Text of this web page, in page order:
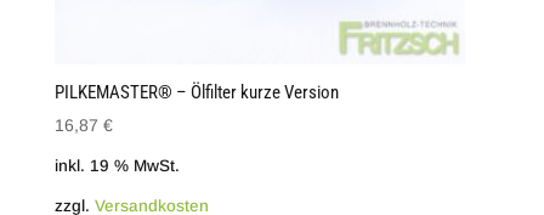
PILKEMASTER® – Ölfilter kurze Version
16,87 €
inkl. 19 % MwSt.
zzgl. Versandkosten